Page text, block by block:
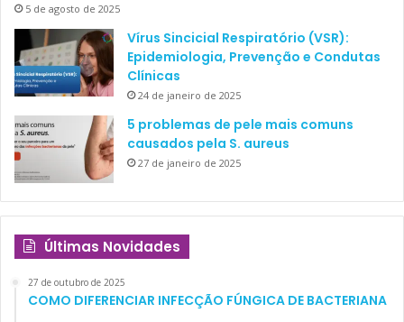
5 de agosto de 2025
Vírus Sincicial Respiratório (VSR):
Epidemiologia, Prevenção e Condutas
Clínicas
24 de janeiro de 2025
5 problemas de pele mais comuns
causados pela S. aureus
27 de janeiro de 2025
Últimas Novidades
27 de outubro de 2025
COMO DIFERENCIAR INFECÇÃO FÚNGICA DE BACTERIANA